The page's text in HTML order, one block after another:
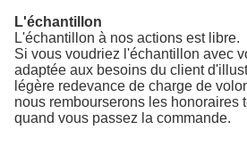
L'échantillon
L'échantillon à nos actions est libre.
Si vous voudriez l'échantillon avec
adaptée aux besoins du client
légère redevance de charge de
nous rembourserons les honoraires
quand vous passez la commande.